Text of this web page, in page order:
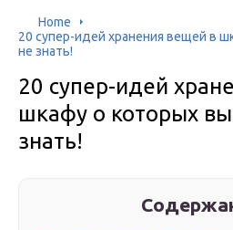
Home
20 супер-идей хранения вещей в
не знать!
20 супер-идей
шкафу о которых
знать!